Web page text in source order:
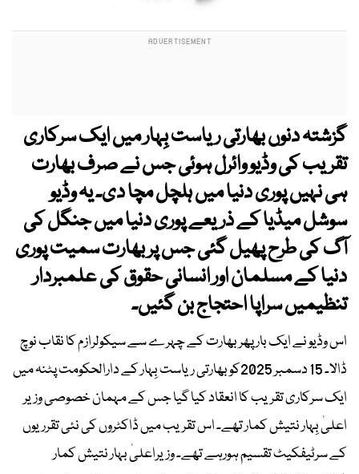
گزشتہ دنوں بھارتی ریاست بِہار میں ایک سرکاری
تقریب کی وڈیو وائرل ہوئی جس نے صرف بھارت
ہی نہیں پوری دنیا میں ہلچل مچا دی۔ یہ وڈیو
سوشل میڈیا کے ذریعے پوری دنیا میں جنگل کی
آگ کی طرح پھیل گئی جس پر بھارت سمیت پوری
دنیا کے مسلمان اور انسانی حقوق کی علمبردار
تنظیمیں سراپا احتجاج بن گئیں۔
اس وڈیو نے ایک بار پھر بھارت کے چہرے سے سیکولرازم کا نقاب نوچ
ڈالا۔ 15 دسمبر 2025کو بھارتی ریاست بِہار کے دارالحکومت پٹنہ میں
ایک سرکاری تقریب کا انعقاد کیا گیا جس کے مہمان خصوصی وزیر
اعلیٰ بِہار نتیش کمار تھے۔ اس تقریب میں ڈاکٹروں کی نئی تقرریوں
کے سرٹیفکیٹ تقسیم ہورہے تھے۔ وزیراعلیٰ بہار نتیش کمار